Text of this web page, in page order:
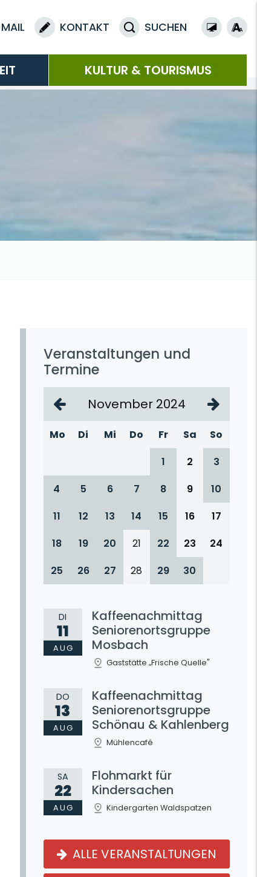
KONTAKT SUCHEN
KULTUR & TOURISMUS
Veranstaltungen und
Termine
November 2024
Mo Di Mi Do Fr Sa
So
1
2
3
4
5 6 7 8 9
10
11
12 13 14 15 16
17
18
19 20 21 22 23
24
25
26 27 28 29 30
DI
11
AUG
Kaffeenachmittag
Seniorenortsgruppe
Mosbach
Gaststätte „Frische Quelle"
DO
13
AUG
Kaffeenachmittag
Seniorenortsgruppe
Schönau & Kahlenberg
Mühlencafé
SA
22
AUG
Flohmarkt für
Kindersachen
Kindergarten Waldspatzen
ALLE VERANSTALTUNGEN